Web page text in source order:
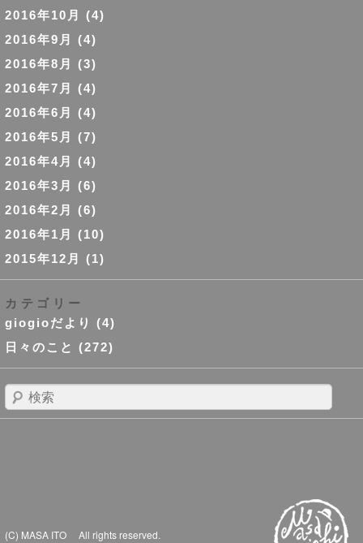
2016年10月
(4)
2016年9月
(4)
2016年8月
(3)
2016年7月
(4)
2016年6月
(4)
2016年5月
(7)
2016年4月
(4)
2016年3月
(6)
2016年2月
(6)
2016年1月
(10)
2015年12月
(1)
カテゴリー
giogioだより
(4)
日々のこと (272)
検
索
(C) MASA ITO All rights reserved.